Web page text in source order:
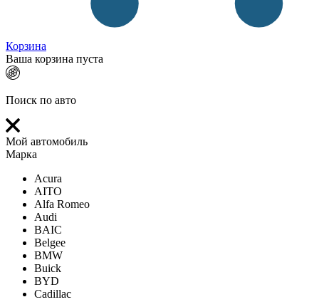
Корзина
Ваша корзина пуста
Поиск по авто
Мой автомобиль
Марка
Acura
AITO
Alfa Romeo
Audi
BAIC
Belgee
BMW
Buick
BYD
Cadillac